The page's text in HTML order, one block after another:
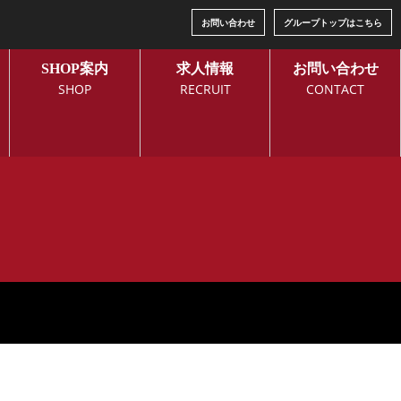
お問い合わせ グループトップはこちら
SHOP案内
SHOP
求人情報
RECRUIT
お問い合わせ
CONTACT